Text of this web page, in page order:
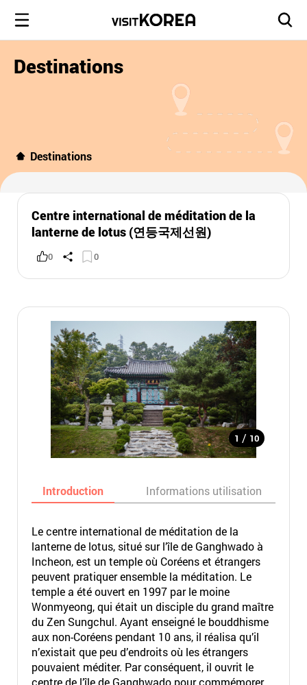
Destinations
Destinations
Centre international de méditation de la
lanterne de lotus (연등국제선원)
0 0
1 / 10
Introduction Informations utilisation
Le centre international de méditation de la
lanterne de lotus, situé sur l’île de Ganghwado à
Incheon, est un temple où Coréens et étrangers
peuvent pratiquer ensemble la méditation. Le
temple a été ouvert en 1997 par le moine
Wonmyeong, qui était un disciple du grand maître
du Zen Sungchul. Ayant enseigné le bouddhisme
aux non-Coréens pendant 10 ans, il réalisa qu’il
n’existait que peu d’endroits où les étrangers
pouvaient méditer. Par conséquent, il ouvrit le
centre de l’île de Ganghwado pour commémorer